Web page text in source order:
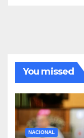
You missed
NACIONAL